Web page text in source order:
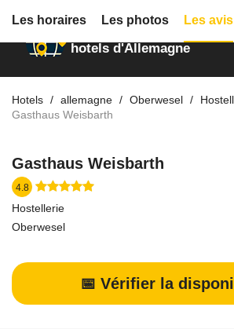
Annuaire des
hotels d'Allemagne
Hotels allemagne Oberwesel
Gasthaus Weisbarth
Gasthaus Weisbarth
4.8
Hostellerie
Oberwesel
📅 Vérifier la
Les horaires Les photos Les avis